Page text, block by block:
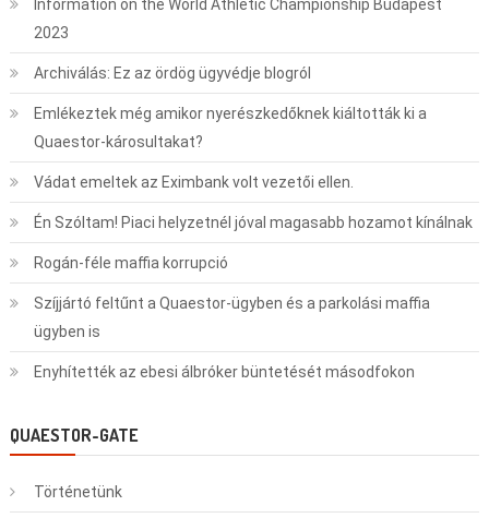
Information on the World Athletic Championship Budapest
2023
Archiválás: Ez az ördög ügyvédje blogról
Emlékeztek még amikor nyerészkedőknek kiáltották ki a
Quaestor-károsultakat?
Vádat emeltek az Eximbank volt vezetői ellen.
Én Szóltam! Piaci helyzetnél jóval magasabb hozamot kínálnak
Rogán-féle maffia korrupció
Szíjjártó feltűnt a Quaestor-ügyben és a parkolási maffia
ügyben is
Enyhítették az ebesi álbróker büntetését másodfokon
QUAESTOR-GATE
Történetünk